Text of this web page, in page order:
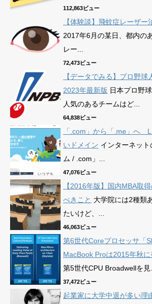
112,863ビュー
【体験談】飛蚊症レーザー
2017年6月の某日、都内の
レー...
72,473ビュー
【データでみる】プロ野
2023年最新版 日本プロ野
人気のあるチームはど...
64,838ビュー
「.com」から「.me」へ
いドメイン インターネッ
ム / .com」...
47,076ビュー
【2016年版】国内MBA取
べきこと 大学院には2種類
たいけど、...
46,063ビュー
第6世代Coreプロセッサ「
MacBook Proは2015年秋に
第5世代CPU Broadwellを見...
37,472ビュー
起業家に大学中退が多い